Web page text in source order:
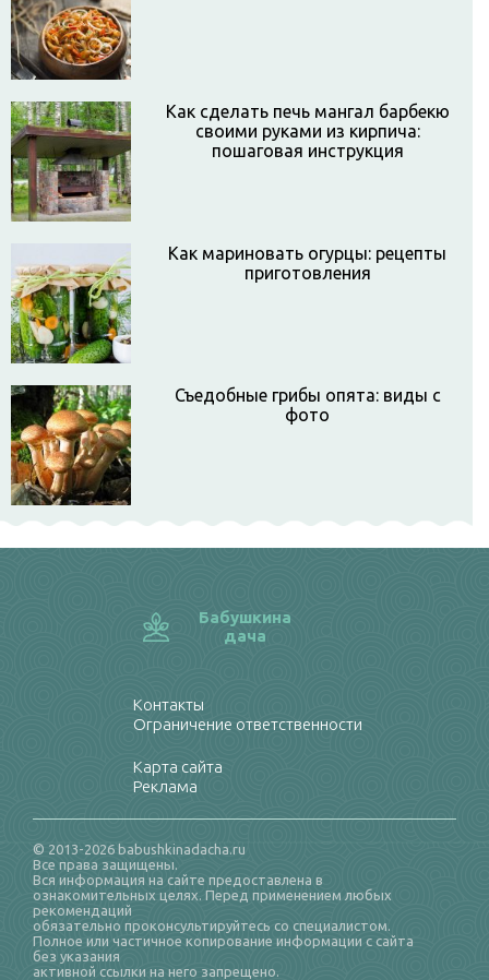
Как сделать печь мангал барбекю
своими руками из кирпича:
пошаговая инструкция
Как мариновать огурцы: рецепты
приготовления
Съедобные грибы опята: виды с
фото
Бабушкина
дача
Контакты
Ограничение ответственности
Карта сайта
Реклама
© 2013-2026 babushkinadacha.ru
Все права защищены.
Вся информация на сайте предоставлена в
ознакомительных целях. Перед применением любых
рекомендаций
обязательно проконсультируйтесь со специалистом.
Полное или частичное копирование информации с сайта
без указания
активной ссылки на него запрещено.